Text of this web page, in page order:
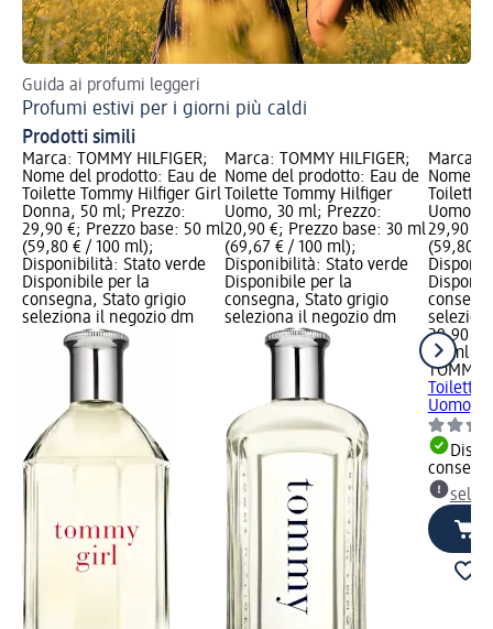
Guida ai profumi leggeri
Profumi estivi per i giorni più caldi
Prodotti simili
Marca: TOMMY HILFIGER;
Nome del prodotto: Eau de
Toilette Tommy Hilfiger Girl
Donna, 50 ml; Prezzo:
29,90 €; Prezzo base: 50 ml
(59,80 € / 100 ml);
Disponibilità: Stato verde
Disponibile per la
consegna, Stato grigio
seleziona il negozio dm
Marca: TOMMY HILFIGER;
Nome del prodotto: Eau de
Toilette Tommy Hilfiger
Uomo, 30 ml; Prezzo:
20,90 €; Prezzo base: 30 ml
(69,67 € / 100 ml);
Disponibilità: Stato verde
Disponibile per la
consegna, Stato grigio
seleziona il negozio dm
Marca:
Nome
Toilette
Uomo,
29,90 €;
(59,80 €
29,90 €
50 ml
TOMMY
Toilette
Uomo,